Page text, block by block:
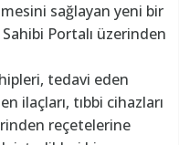
sağlayan yeni bir
Portalı üzerinden
tedavi eden
ilaçları, tıbbi cihazları
reçetelerine